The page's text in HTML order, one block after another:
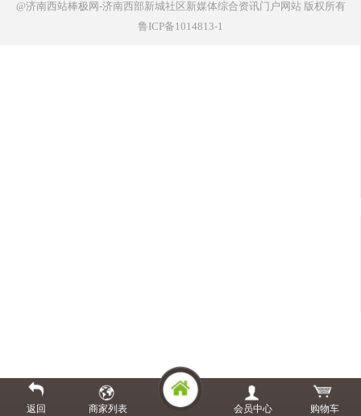
@济南西站棒极网-济南西部新城社区新媒体综合资讯门户网站版权所有
鲁ICP备1014813-1
返回 商家列表 会员中心 购物车